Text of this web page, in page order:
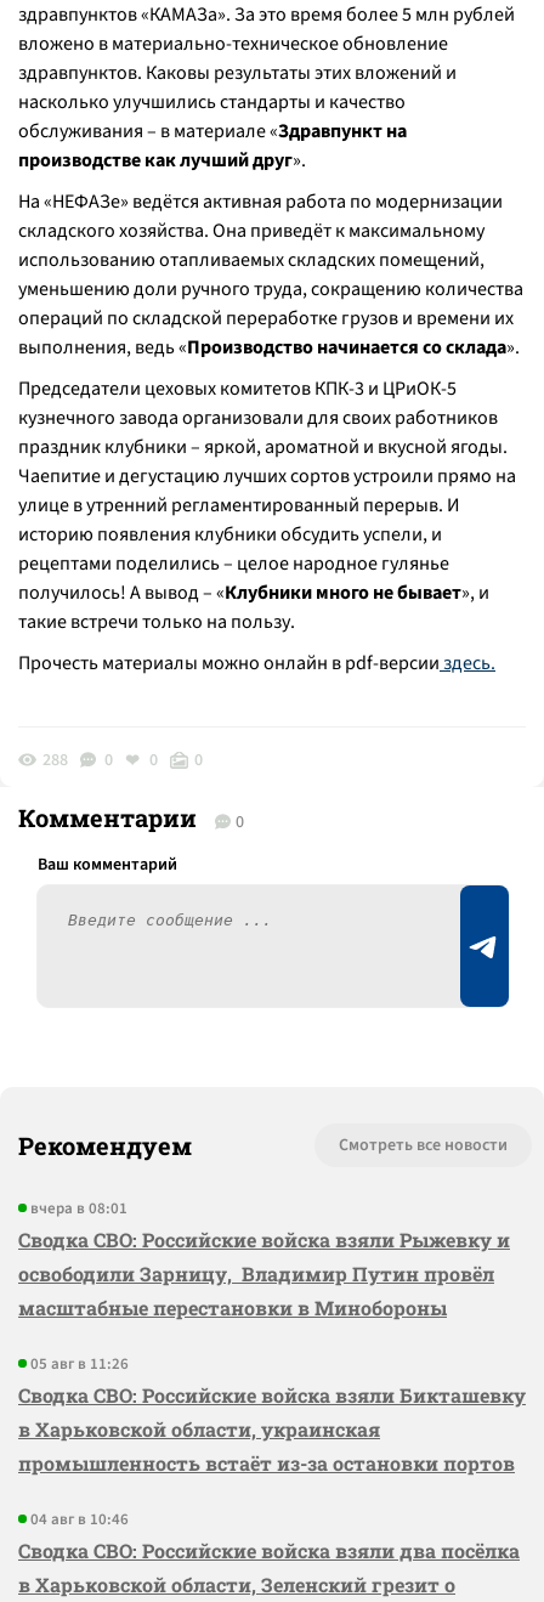
здравпунктов «КАМАЗа». За это время более 5 млн рублей
вложено в материально-техническое обновление
здравпунктов. Каковы результаты этих вложений и
насколько улучшились стандарты и качество
обслуживания – в материале «Здравпункт на
производстве как лучший друг».
На «НЕФАЗе» ведётся активная работа по модернизации
складского хозяйства. Она приведёт к максимальному
использованию отапливаемых складских помещений,
уменьшению доли ручного труда, сокращению количества
операций по складской переработке грузов и времени их
выполнения, ведь «Производство начинается со склада».
Председатели цеховых комитетов КПК-3 и ЦРиОК-5
кузнечного завода организовали для своих работников
праздник клубники – яркой, ароматной и вкусной ягоды.
Чаепитие и дегустацию лучших сортов устроили прямо на
улице в утренний регламентированный перерыв. И
историю появления клубники обсудить успели, и
рецептами поделились – целое народное гулянье
получилось! А вывод – «Клубники много не бывает», и
такие встречи только на пользу.
Прочесть материалы можно онлайн в pdf-версииздесь.
288 0 0 0
Комментарии 0
Рекомендуем Смотреть все новости
вчера в 08:01
Сводка СВО: Российские войска взяли Рыжевку и
освободили Зарницу, Владимир Путин провёл
масштабные перестановки в Минобороны
05 авг в 11:26
Сводка СВО: Российские войска взяли Бикташевку
в Харьковской области, украинская
промышленность встаёт из-за остановки портов
04 авг в 10:46
Сводка СВО: Российские войска взяли два посёлка
в Харьковской области, Зеленский грезит о